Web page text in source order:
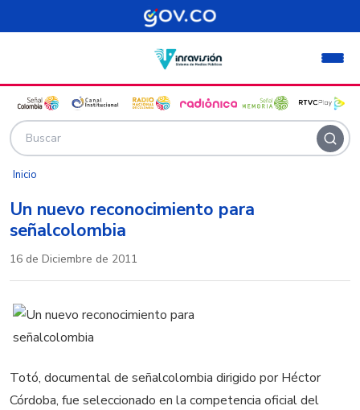
Pasar al contenido principal
Inicio
Un nuevo reconocimiento para
señalcolombia
16 de Diciembre de 2011
Totó, documental de señalcolombia dirigido por Héctor
Córdoba, fue seleccionado en la competencia oficial del